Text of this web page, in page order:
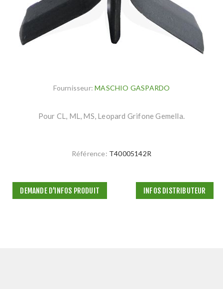
Fournisseur: MASCHIO GASPARDO
Pour CL, ML, MS, Leopard Grifone Gemella.
Référence: T40005142R
DEMANDE D'INFOS PRODUIT INFOS DISTRIBUTEUR